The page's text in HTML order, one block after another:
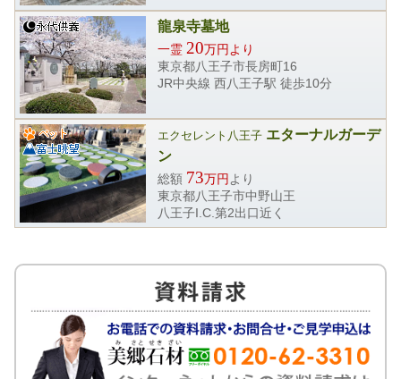
龍泉寺墓地
一霊 20万円より
東京都八王子市長房町16
JR中央線 西八王子駅 徒歩10分
エクセレント八王子エターナルガーデ
ン
総額 73万円 より
東京都八王子市中野山王
八王子I.C.第2出口近く